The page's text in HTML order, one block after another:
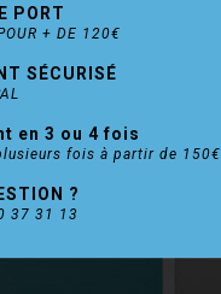
PORT
+ DE 120€
SÉCURISÉ
en 3 ou 4 fois
fois à partir de 150€
?
37 31 13